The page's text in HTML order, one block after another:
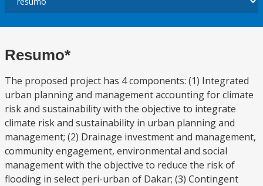
Resumo*
The proposed project has 4 components: (1) Integrated
urban planning and management accounting for climate
risk and sustainability with the objective to integrate
climate risk and sustainability in urban planning and
management; (2) Drainage investment and management,
community engagement, environmental and social
management with the objective to reduce the risk of
flooding in select peri-urban of Dakar; (3) Contingent